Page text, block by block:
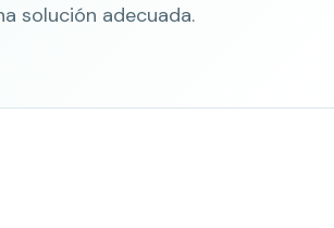
solución adecuada.